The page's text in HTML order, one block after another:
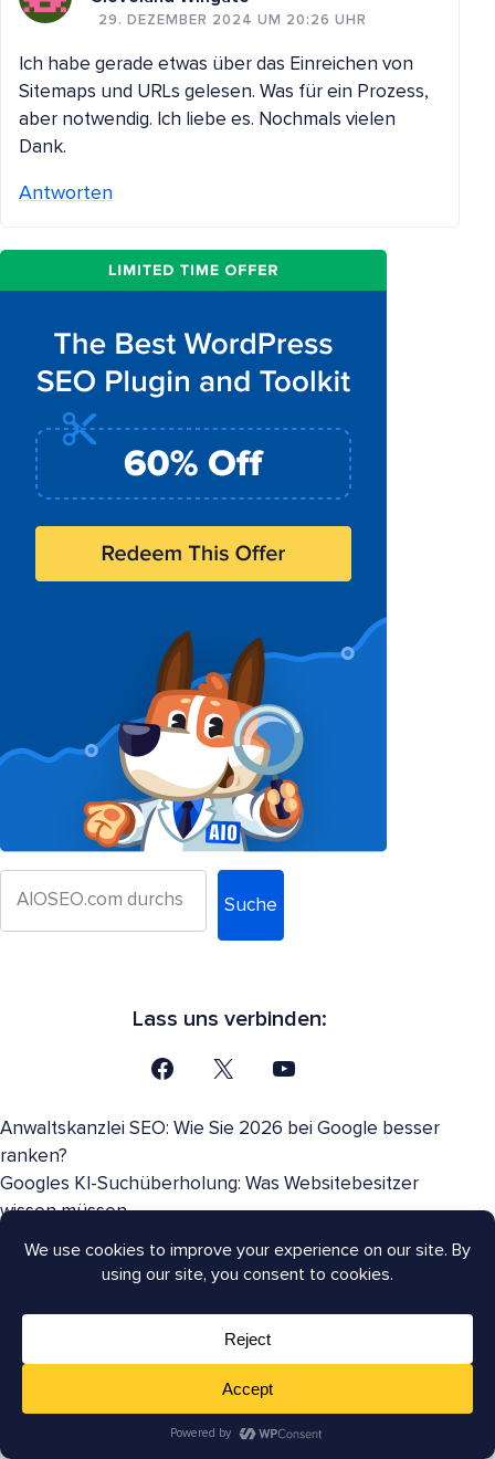
29. DEZEMBER 2024 UM 20:26 UHR
Ich habe gerade etwas über das Einreichen von
Sitemaps und URLs gelesen. Was für ein Prozess,
aber notwendig. Ich liebe es. Nochmals vielen
Dank.
Antworten
Suche
Lass uns verbinden:
Anwaltskanzlei SEO: Wie Sie 2026 bei Google besser
ranken?
Googles KI-Suchüberholung: Was Websitebesitzer
wissen müssen
Google Juni 2026 Spam-Update: Was Sie wissen
Angebot annehmen?
Rank Math vs. Yoast: Getestet und verglichen für 2026